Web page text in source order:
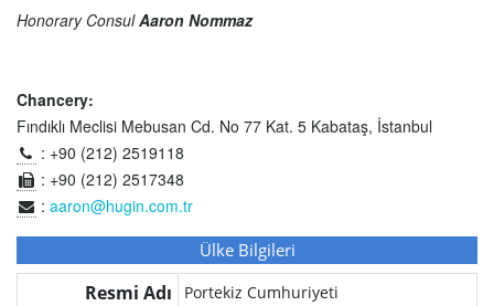
Honorary ConsulAaron Nommaz
Chancery:
Fındıklı Meclisi Mebusan Cd. No 77 Kat. 5 Kabataş, İstanbul
: +90 (212) 2519118
: +90 (212) 2517348
: aaron@hugin.com.tr
Ülke Bilgileri
Resmi Adı Portekiz Cumhuriyeti